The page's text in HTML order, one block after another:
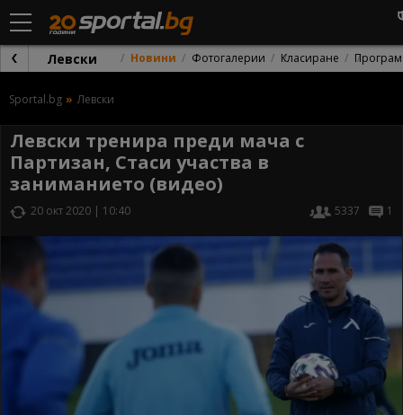
Левски Новини Фотогалерии Класиране
Sportal.bg Левски
Левски тренира преди мача с
Партизан, Стаси участва в
заниманието (видео)
20 окт 2020 | 10:40 5337 1